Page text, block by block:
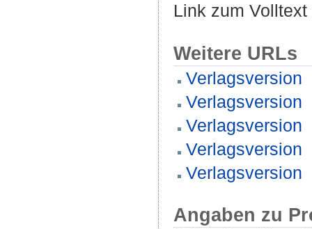
Link zum
Weitere URLs
Verlagsversion
Verlagsversion
Verlagsversion
Verlagsversion
Verlagsversion
Angaben zu